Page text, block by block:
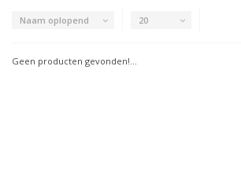
Naam oplopend 20
Geen producten gevonden!...